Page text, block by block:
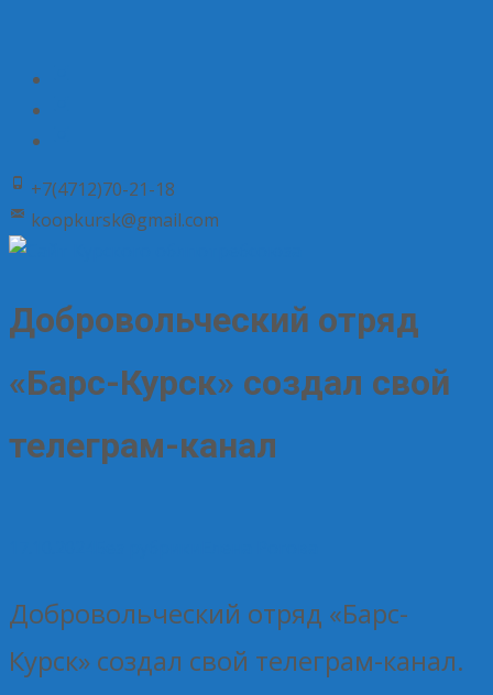
+7(4712)70-21-18
koopkursk@gmail.com
Добровольческий отряд
«Барс-Курск» создал свой
телеграм-канал
Добровольческий отряд «Барс-
Курск» создал свой телеграм-канал.